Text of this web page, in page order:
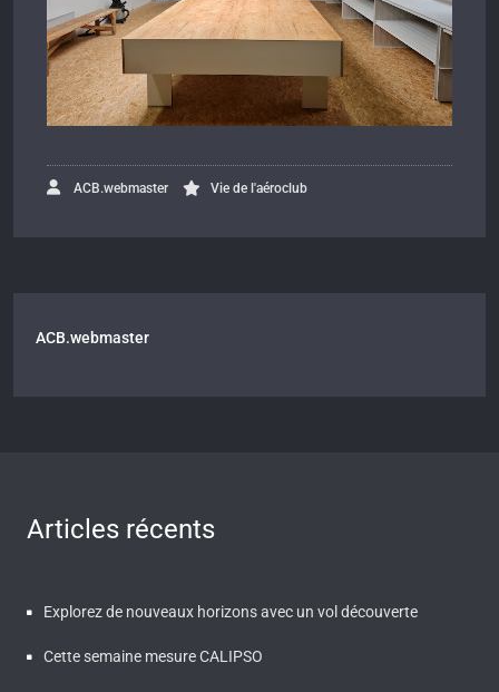
ACB.webmaster Vie de l'aéroclub
ACB.webmaster
Articles récents
Explorez de nouveaux horizons avec un vol découverte
Cette semaine mesure CALIPSO